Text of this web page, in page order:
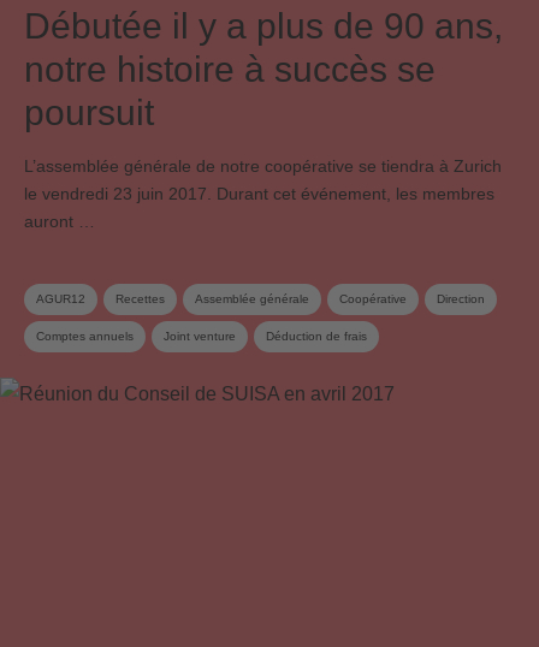
Débutée il y a plus de 90 ans,
notre histoire à succès se
poursuit
L’assemblée générale de notre coopérative se tiendra à Zurich
le vendredi 23 juin 2017. Durant cet événement, les membres
auront …
AGUR12 Recettes Assemblée générale Coopérative Direction
Comptes annuels Joint venture Déduction de frais